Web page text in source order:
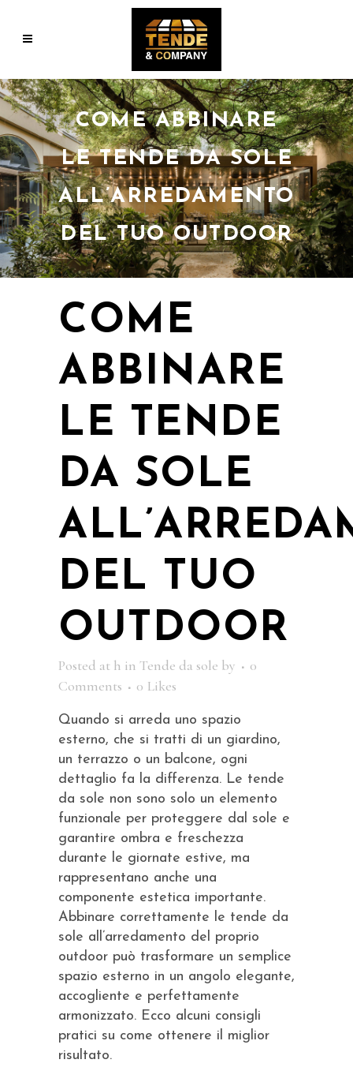
COME ABBINARE
LE TENDE DA SOLE
ALL’ARREDAMENTO
DEL TUO OUTDOOR
COME
ABBINARE
LE TENDE
DA SOLE
DEL TUO
OUTDOOR
Posted at h in Tende da sole by
0
Comments
0 Likes
Quando si arreda uno spazio
esterno, che si tratti di un giardino,
un terrazzo o un balcone, ogni
dettaglio fa la differenza. Le tende
da sole non sono solo un elemento
funzionale per proteggere dal sole e
garantire ombra e freschezza
durante le giornate estive, ma
rappresentano anche una
componente estetica importante.
Abbinare correttamente le tende da
sole all’arredamento del proprio
outdoor può trasformare un semplice
spazio esterno in un angolo elegante,
accogliente e perfettamente
armonizzato. Ecco alcuni consigli
pratici su come ottenere il miglior
risultato.